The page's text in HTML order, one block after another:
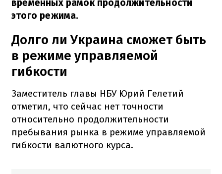
временных рамок продолжительности
этого режима.
Долго ли Украина сможет быть
в режиме управляемой
гибкости
Заместитель главы НБУ Юрий Гелетий
отметил, что сейчас нет точности
относительно продолжительности
пребывания рынка в режиме управляемой
гибкости валютного курса.